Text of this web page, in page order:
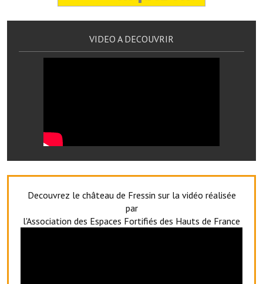
Réserver une salle
VILLE ACTIVE
La troupe théâtrale de l'Avenir Fressinois
Les Amis du Patrimoine
VIDEO A DECOUVRIR
Decouvrez le château de Fressin sur la vidéo réalisée
par
l'Association des Espaces Fortifiés des Hauts de France